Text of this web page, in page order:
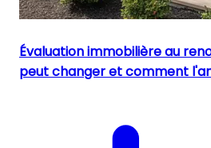
Évaluation immobilière au
peut changer et comment